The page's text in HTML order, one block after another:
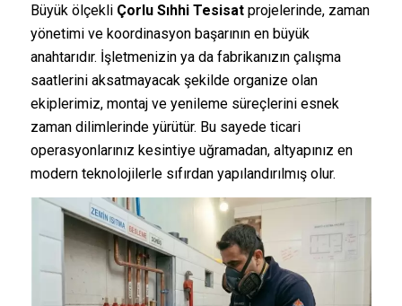
Büyük ölçekli Çorlu Sıhhi Tesisatprojelerinde, zaman
yönetimi ve koordinasyon başarının en büyük
anahtarıdır. İşletmenizin ya da fabrikanızın çalışma
saatlerini aksatmayacak şekilde organize olan
ekiplerimiz, montaj ve yenileme süreçlerini esnek
zaman dilimlerinde yürütür. Bu sayede ticari
operasyonlarınız kesintiye uğramadan, altyapınız en
modern teknolojilerle sıfırdan yapılandırılmış olur.